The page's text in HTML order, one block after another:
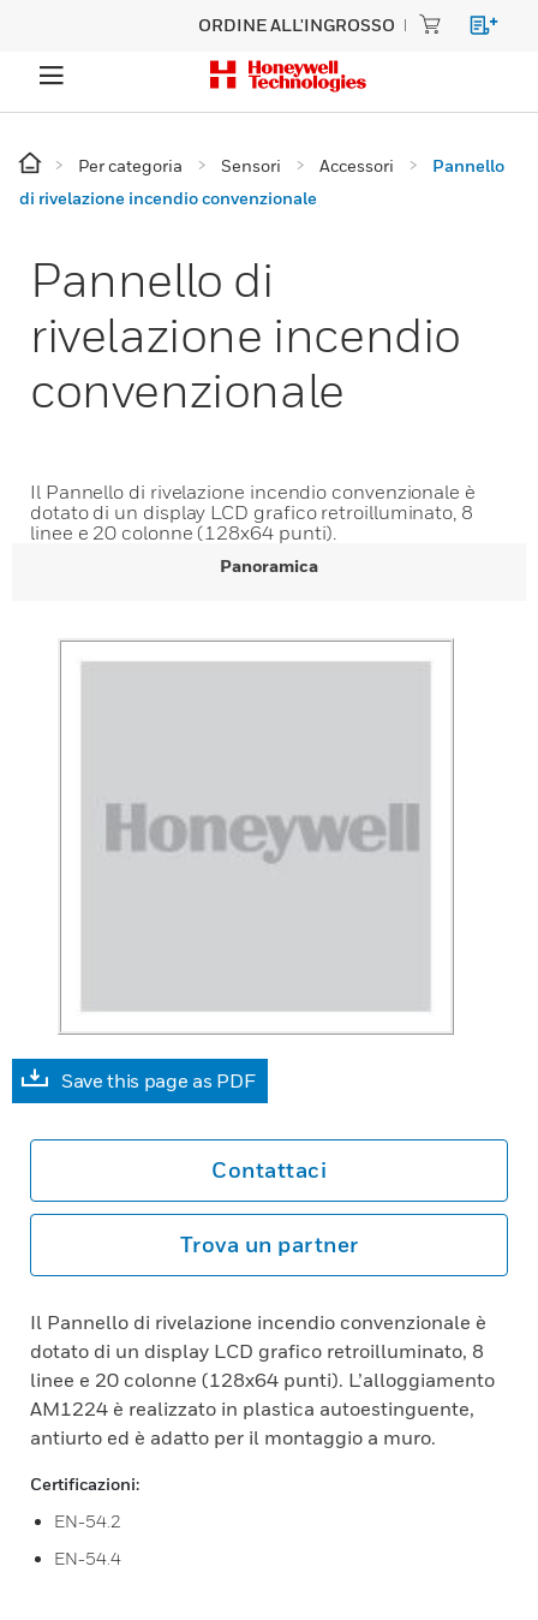
ORDINE ALL'INGROSSO
Per categoria Sensori Accessori
Pannello
di rivelazione incendio convenzionale
Pannello di
rivelazione incendio
convenzionale
Il Pannello di rivelazione incendio convenzionale è
dotato di un display LCD grafico retroilluminato, 8
linee e 20 colonne (128x64 punti).
Panoramica
Save this page as PDF
Contattaci
Trova un partner
Il Pannello di rivelazione incendio convenzionale è
dotato di un display LCD grafico retroilluminato, 8
linee e 20 colonne (128x64 punti). L’alloggiamento
AM1224 è realizzato in plastica autoestinguente,
antiurto ed è adatto per il montaggio a muro.
Certificazioni:
EN-54.2
EN-54.4